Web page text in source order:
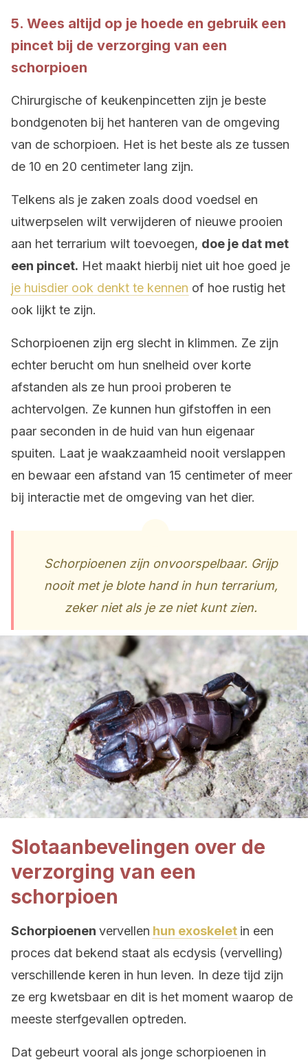
5. Wees altijd op je hoede en gebruik een
pincet bij de verzorging van een
schorpioen
Chirurgische of keukenpincetten zijn je beste
bondgenoten bij het hanteren van de omgeving
van de schorpioen. Het is het beste als ze tussen
de 10 en 20 centimeter lang zijn.
Telkens als je zaken zoals dood voedsel en
uitwerpselen wilt verwijderen of nieuwe prooien
aan het terrarium wilt toevoegen, doe je dat met
een pincet. Het maakt hierbij niet uit hoe goed je
je huisdier ook denkt te kennen of hoe rustig het
ook lijkt te zijn.
Schorpioenen zijn erg slecht in klimmen. Ze zijn
echter berucht om hun snelheid over korte
afstanden als ze hun prooi proberen te
achtervolgen. Ze kunnen hun gifstoffen in een
paar seconden in de huid van hun eigenaar
spuiten. Laat je waakzaamheid nooit verslappen
en bewaar een afstand van 15 centimeter of meer
bij interactie met de omgeving van het dier.
Schorpioenen zijn onvoorspelbaar. Grijp
nooit met je blote hand in hun terrarium,
zeker niet als je ze niet kunt zien.
Slotaanbevelingen over de
verzorging van een
schorpioen
Schorpioenen vervellen hun exoskelet in een
proces dat bekend staat als ecdysis (vervelling)
verschillende keren in hun leven. In deze tijd zijn
ze erg kwetsbaar en dit is het moment waarop de
meeste sterfgevallen optreden.
Dat gebeurt vooral als jonge schorpioenen in